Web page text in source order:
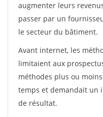
augmenter leurs
passer par un
le secteur du bâtiment.
Avant internet, les
limitaient aux
méthodes plus ou
temps et demandait un
de résultat.